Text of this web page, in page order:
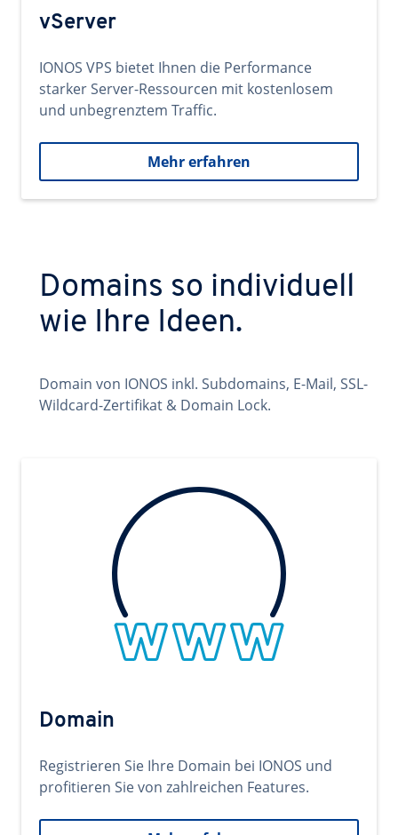
vServer
IONOS VPS bietet Ihnen die Performance
starker Server-Ressourcen mit kostenlosem
und unbegrenztem Traffic.
Mehr erfahren
Domains so individuell
wie Ihre Ideen.
Domain von IONOS inkl. Subdomains, E-Mail, SSL-
Wildcard-Zertifikat & Domain Lock.
Domain
Registrieren Sie Ihre Domain bei IONOS und
profitieren Sie von zahlreichen Features.